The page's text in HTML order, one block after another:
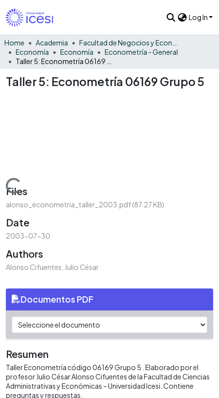
Log In
Home Academia
Economía
Economía
Econometría - General
Taller 5: Econometría 06169 Grupo 5
Loading...
Files
alonso_econometria_taller_2003.pdf(87.27 KB)
Date
2003-07-30
Authors
Alonso Cifuentes, Julio César
Documentos PDF
Resumen
Taller Econometría código 06169 Grupo 5 . Elaborado por el
profesor Julio César Alonso Cifuentes de la Facultad de Ciencias
Administrativas y Económicas – Universidad Icesi. Contiene
preguntas y respuestas.